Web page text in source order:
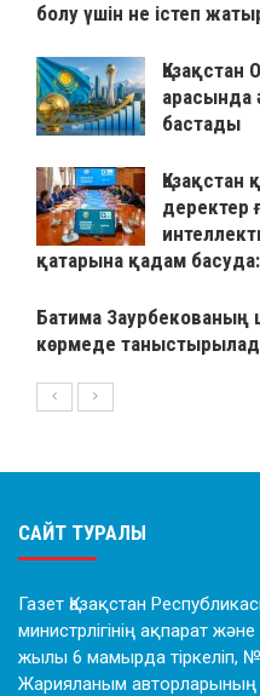
болу үшін не істеп
арасында
бастады
қатарына қадам
Батима
көрмеде
САЙТ ТУРАЛЫ
Газет Қазақстан
министрлігінің ақпарат
жылы 6 мамырда тіркеліп,
Жарияланым авторларының